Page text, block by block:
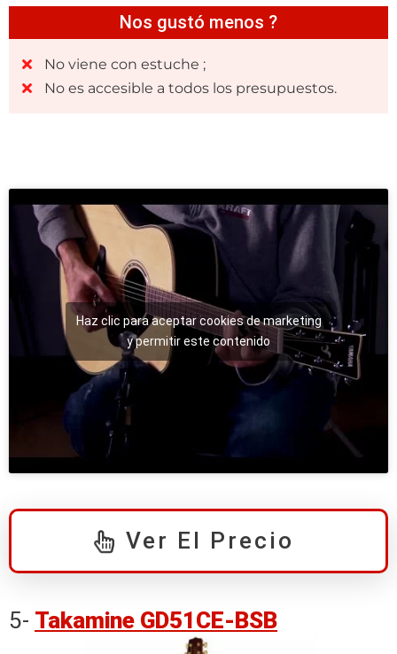
Nos gustó menos ?
No viene con estuche ;
No es accesible a todos los presupuestos.
Haz clic para aceptar cookies de marketing
y permitir este contenido
Ver El Precio
5- Takamine GD51CE-BSB